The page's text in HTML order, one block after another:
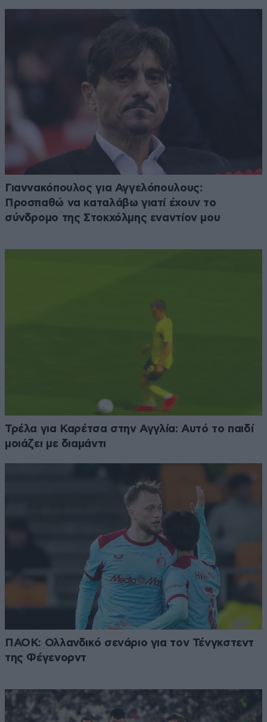
Γιαννακόπουλος για Αγγελόπουλους:
Προσπαθώ να καταλάβω γιατί έχουν το
σύνδρομο της Στοκχόλμης εναντίον μου
Τρέλα για Καρέτσα στην Αγγλία: Αυτό το παιδί
μοιάζει με διαμάντι
ΠΑΟΚ: Ολλανδικό σενάριο για τον Τένγκστεντ
της Φέγενορντ